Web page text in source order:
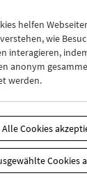
helfen
wie
interagieren,
anonym
werden.
Alle Cookies
Cookies